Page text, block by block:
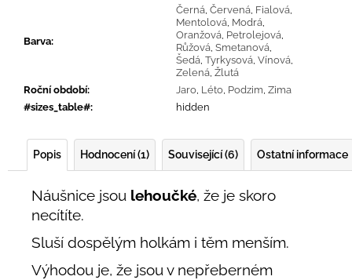
Barva:
Černá, Červená, Fialová,
Mentolová, Modrá,
Oranžová, Petrolejová,
Růžová, Smetanová,
Šedá, Tyrkysová, Vínová,
Zelená, Žlutá
Roční období: Jaro, Léto, Podzim, Zima
#sizes_table#: hidden
Popis Hodnocení (1) Související (6) Ostatní informace
Náušnice jsou lehoučké, že je skoro
necítíte.
Sluší dospělým holkám i těm menším.
Výhodou je, že jsou v nepřeberném